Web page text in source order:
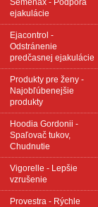
Semenax - Podpora
ejakulácie
Ejacontrol -
Odstránenie
predčasnej ejakulácie
Produkty pre ženy -
Najobľúbenejšie
produkty
Hoodia Gordonii -
Spaľovač tukov,
Chudnutie
Vigorelle - Lepšie
vzrušenie
Provestra - Rýchle